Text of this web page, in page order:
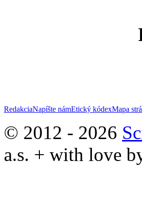
RedakciaNapíšte námEtický kódexMapa
© 2012 - 2026
a.s. + with love